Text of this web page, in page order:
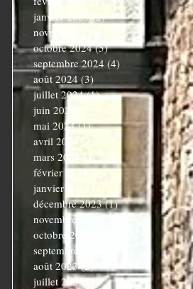
janvier 2025 (2)2 posts
novembre 2024
3 posts
octobre 2024 (5)5 posts
septembre 2024 (4) 4 posts
août 2024 (3)
juillet 2024 (1)1 post
juin 2024
(2)
mai 2024 (1)1 post
avril 2024 (3)
mars 2024 (3) 3 posts
février 2024 (1)1 post
janvier 2024 (2) 2 posts
décembre 2023 (1)1 post
novembre 2023 (6)
octobre 2023
septembre 2023
août 2023 (2) 2 posts
juillet 2023 (1)1 post